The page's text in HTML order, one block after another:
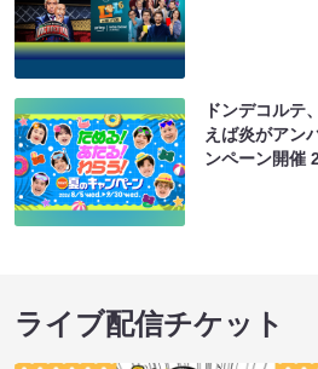
ドンデコルテ
えば炎がアン
ンペーン開催
ライブ配信チケット